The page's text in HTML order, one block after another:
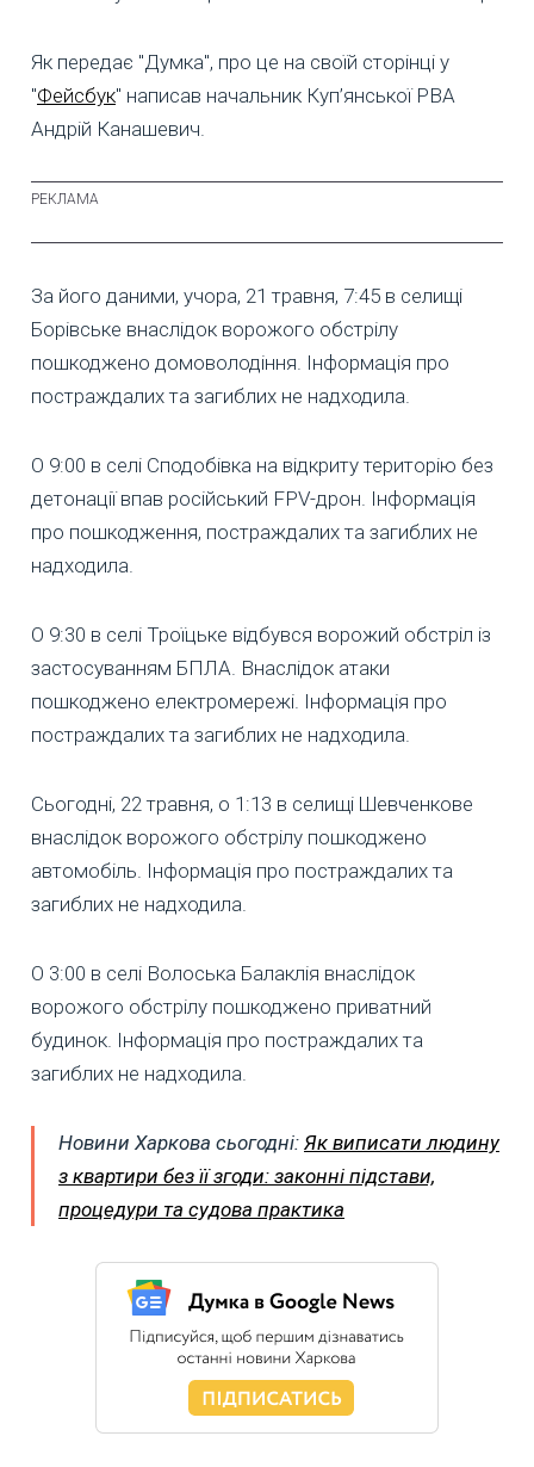
Як передає "Думка", про це на своїй сторінці у
"Фейсбук" написав начальник Куп’янської РВА
Андрій Канашевич.
За його даними, учора, 21 травня, 7:45 в селищі
Борівське внаслідок ворожого обстрілу
пошкоджено домоволодіння. Інформація про
постраждалих та загиблих не надходила.
О 9:00 в селі Сподобівка на відкриту територію без
детонації впав російський FPV-дрон. Інформація
про пошкодження, постраждалих та загиблих не
надходила.
О 9:30 в селі Троїцьке відбувся ворожий обстріл із
застосуванням БПЛА. Внаслідок атаки
пошкоджено електромережі. Інформація про
постраждалих та загиблих не надходила.
Сьогодні, 22 травня, о 1:13 в селищі Шевченкове
внаслідок ворожого обстрілу пошкоджено
автомобіль. Інформація про постраждалих та
загиблих не надходила.
О 3:00 в селі Волоська Балаклія внаслідок
ворожого обстрілу пошкоджено приватний
будинок. Інформація про постраждалих та
загиблих не надходила.
Новини Харкова сьогодні: Як виписати людину
з квартири без її згоди: законні підстави,
процедури та судова практика